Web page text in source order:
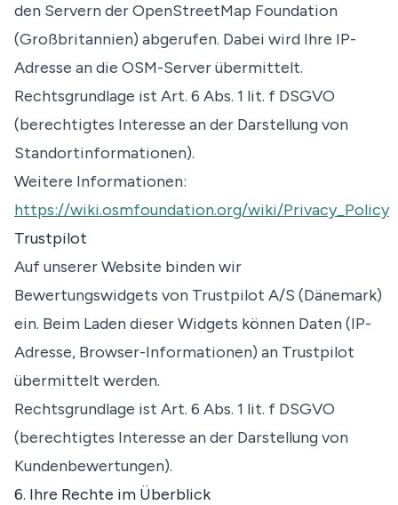
den Servern der OpenStreetMap Foundation
(Großbritannien) abgerufen. Dabei wird Ihre IP-
Adresse an die OSM-Server übermittelt.
Rechtsgrundlage ist Art. 6 Abs. 1 lit. f DSGVO
(berechtigtes Interesse an der Darstellung von
Standortinformationen).
Weitere Informationen:
https://wiki.osmfoundation.org/wiki/Privacy_Policy
Trustpilot
Auf unserer Website binden wir
Bewertungswidgets von Trustpilot A/S (Dänemark)
ein. Beim Laden dieser Widgets können Daten (IP-
Adresse, Browser-Informationen) an Trustpilot
übermittelt werden.
Rechtsgrundlage ist Art. 6 Abs. 1 lit. f DSGVO
(berechtigtes Interesse an der Darstellung von
Kundenbewertungen).
6. Ihre Rechte im Überblick